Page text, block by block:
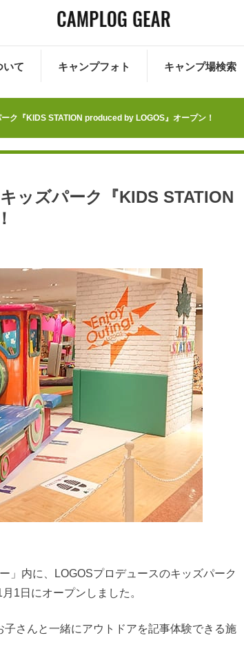
いて キャンプフォト キャンプ場検索
ク『KIDS STATION produced by LOGOS』オープン！
ッズパーク『KIDS STATION
」内に、LOGOSプロデュースのキッズパーク
1日にオープンしました。
さんと一緒にアウトドアを記事体験できる施